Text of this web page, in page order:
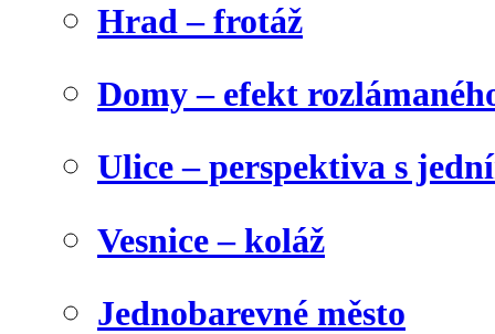
Hrad – frotáž
Domy – efekt
Ulice – perspektiva s
Vesnice – koláž
Jednobarevné město